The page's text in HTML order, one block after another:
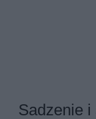
Sadzenie